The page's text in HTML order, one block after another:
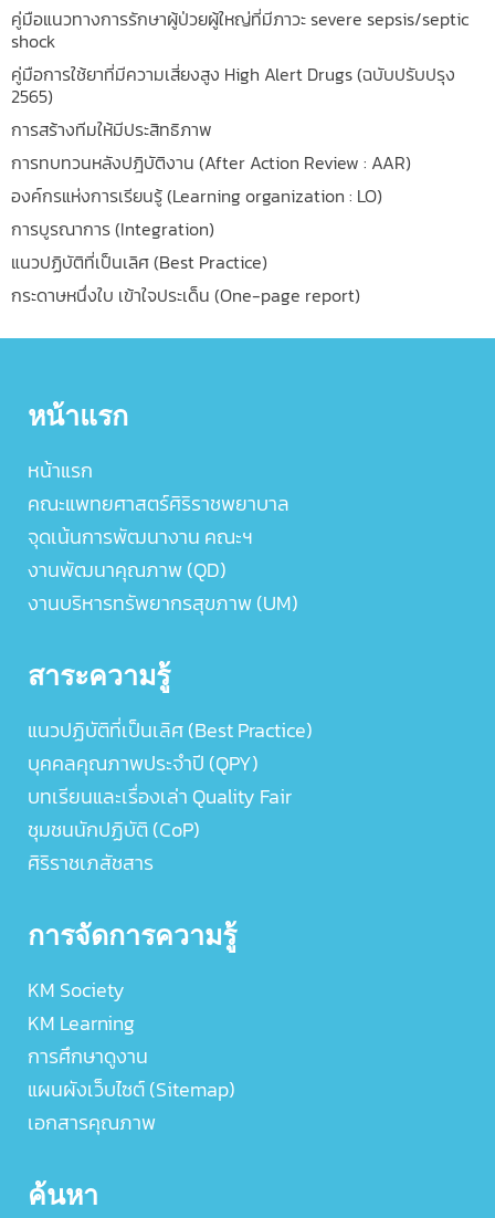
คู่มือแนวทางการรักษาผู้ป่วยผู้ใหญ่ที่มีภาวะ severe sepsis/septic
shock
คู่มือการใช้ยาที่มีความเสี่ยงสูง High Alert Drugs (ฉบับปรับปรุง
2565)
การสร้างทีมให้มีประสิทธิภาพ
การทบทวนหลังปฎิบัติงาน (After Action Review : AAR)
องค์กรแห่งการเรียนรู้ (Learning organization : LO)
การบูรณาการ (Integration)
แนวปฏิบัติที่เป็นเลิศ (Best Practice)
กระดาษหนึ่งใบ เข้าใจประเด็น (One-page report)
หน้าแรก
หน้าแรก
คณะแพทยศาสตร์ศิริราชพยาบาล
จุดเน้นการพัฒนางาน คณะฯ
งานพัฒนาคุณภาพ (QD)
งานบริหารทรัพยากรสุขภาพ (UM)
สาระความรู้
แนวปฏิบัติที่เป็นเลิศ (Best Practice)
บุคคลคุณภาพประจำปี (QPY)
บทเรียนและเรื่องเล่า Quality Fair
ชุมชนนักปฏิบัติ (CoP)
ศิริราชเภสัชสาร
การจัดการความรู้
KM Society
KM Learning
การศึกษาดูงาน
แผนผังเว็บไซต์ (Sitemap)
เอกสารคุณภาพ
ค้นหา